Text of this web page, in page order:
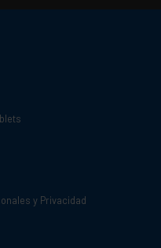
y Privacidad